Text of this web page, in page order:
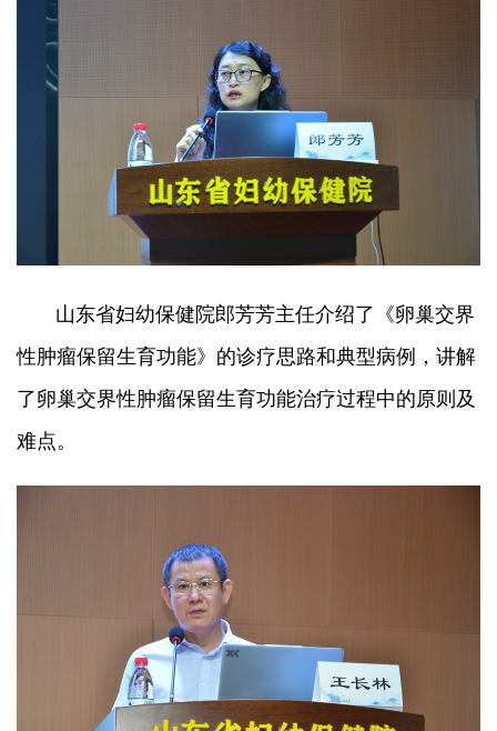
山东省妇幼保健院郎芳芳主任介绍了《卵巢交界
性肿瘤保留生育功能》的诊疗思路和典型病例，讲解
了卵巢交界性肿瘤保留生育功能治疗过程中的原则及
难点。